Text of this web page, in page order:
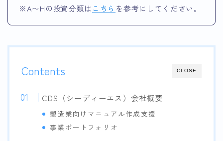
※A〜Hの投資分類は こちら を参考にしてください。
CLOSE
Contents
CDS（シーディーエス）会社概要
製造業向けマニュアル作成支援
事業ポートフォリオ